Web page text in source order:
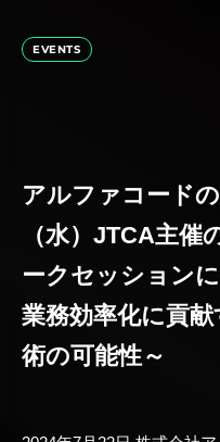
EVENTS
アルファコード
（水）JTCA主催
ークセッション
業務効率化に貢
術の可能性～